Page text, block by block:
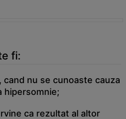
fi:
cand nu se cunoaste cauza
hipersomnie;
ca rezultat al altor